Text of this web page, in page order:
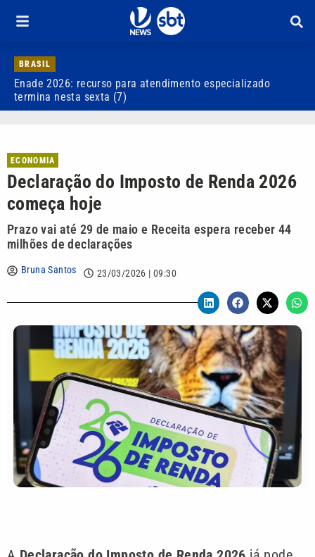
BRASIL
Enade 2026: recurso para atendimento especializado
termina nesta sexta (7)
ECONOMIA
Declaração do Imposto de Renda 2026
começa hoje
Prazo vai até 29 de maio e Receita espera receber 44
milhões de declarações
Bruna Santos 23/03/2026 | 09:30